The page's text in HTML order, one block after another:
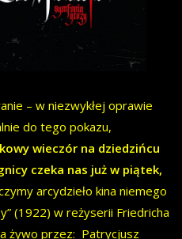
– w niezwykłej oprawie
do tego pokazu,
wieczór na dziedzińcu
czeka nas już w piątek,
arcydzieło kina niemego
(1922) w reżyserii Friedricha
żywo przez: Patrycjusz